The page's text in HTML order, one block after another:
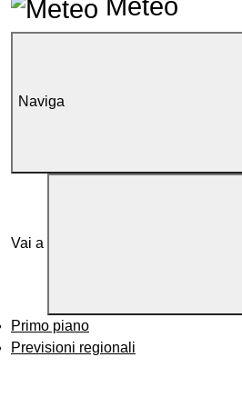
Meteo
Naviga
Vai a
Primo piano
Previsioni regionali